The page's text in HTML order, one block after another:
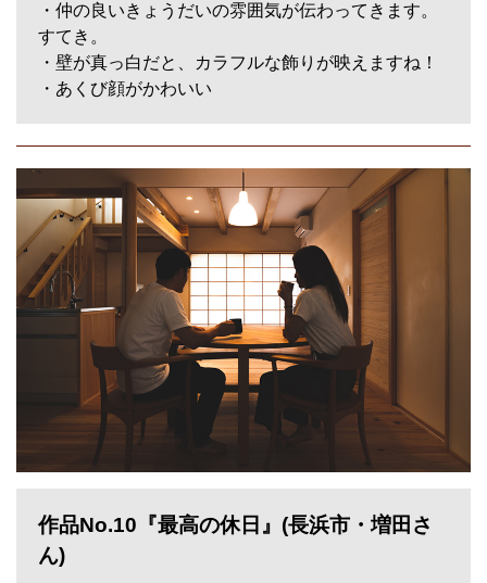
・仲の良いきょうだいの雰囲気が伝わってきます。
すてき。
・壁が真っ白だと、カラフルな飾りが映えますね！
・あくび顔がかわいい
作品No.10 『最高の休日』(長浜市・増田さ
ん)